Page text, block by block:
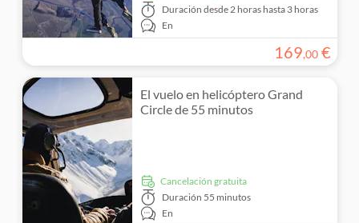
Duración desde 2 horas hasta 3 horas
En
169,00 €
El vuelo en helicóptero Grand
Circle de 55 minutos
cancelación gratuita
Duración 55 minutos
En